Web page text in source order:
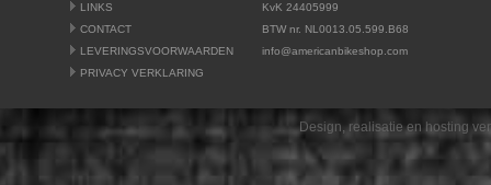
LINKS
CONTACT
LEVERINGSVOORWAARDEN
PRIVACY VERKLARING
KvK 24405999
BTW nr. NL0013.05.599.B68
info@americanbikeshop.com
Design, realisatie en hosting